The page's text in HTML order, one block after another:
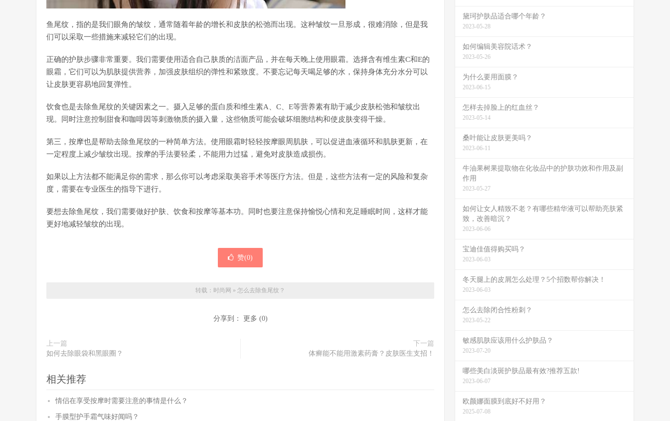
鱼尾纹，指的是我们眼角的皱纹，通常随着年龄的增长和皮肤的松弛而出现。这种皱纹一旦形成，很难消除，但是我
们可以采取一些措施来减轻它们的出现。
正确的护肤步骤非常重要。我们需要使用适合自己肤质的洁面产品，并在每天晚上使用眼霜。选择含有维生素C和E的
眼霜，它们可以为肌肤提供营养，加强皮肤组织的弹性和紧致度。不要忘记每天喝足够的水，保持身体充分水分可以
让皮肤更容易地回复弹性。
饮食也是去除鱼尾纹的关键因素之一。摄入足够的蛋白质和维生素A、C、E等营养素有助于减少皮肤松弛和皱纹出
现。同时注意控制甜食和咖啡因等刺激物质的摄入量，这些物质可能会破坏细胞结构和使皮肤变得干燥。
第三，按摩也是帮助去除鱼尾纹的一种简单方法。使用眼霜时轻轻按摩眼周肌肤，可以促进血液循环和肌肤更新，在
一定程度上减少皱纹出现。按摩的手法要轻柔，不能用力过猛，避免对皮肤造成损伤。
如果以上方法都不能满足你的需求，那么你可以考虑采取美容手术等医疗方法。但是，这些方法有一定的风险和复杂
度，需要在专业医生的指导下进行。
要想去除鱼尾纹，我们需要做好护肤、饮食和按摩等基本功。同时也要注意保持愉悦心情和充足睡眠时间，这样才能
更好地减轻皱纹的出现。
赞(0)
转载： 时尚网 » 怎么去除鱼尾纹？
分享到： 更多 (0)
上一篇
如何去除眼袋和黑眼圈？
下一篇
体癣能不能用激素药膏？皮肤医生支招！
相关推荐
情侣在享受按摩时需要注意的事情是什么？
手膜型护手霜气味好闻吗？
黛珂护肤品适合哪个年龄？
2023-05-28
如何编辑美容院话术？
2023-05-26
为什么要用面膜？
2023-06-15
怎样去掉脸上的红血丝？
2023-05-14
桑叶能让皮肤更美吗？
2023-06-11
牛油果树果提取物在化妆品中的护肤功效和作用及副
作用
2023-05-27
如何让女人精致不老？有哪些精华液可以帮助亮肤紧
致，改善暗沉？
2023-06-06
宝迪佳值得购买吗？
2023-06-03
冬天腿上的皮屑怎么处理？5个招数帮你解决！
2023-06-03
怎么去除闭合性粉刺？
2023-05-22
敏感肌肤应该用什么护肤品？
2023-07-20
哪些美白淡斑护肤品最有效?推荐五款!
2023-06-07
欧颜娜面膜到底好不好用？
2025-07-08